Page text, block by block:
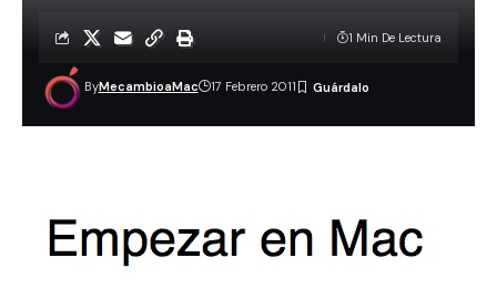
ByMecambioaMac 17 Febrero 2011
1 Min De Lectura